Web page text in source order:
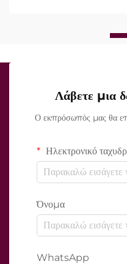
Λάβετε μια
Ο εκπρόσωπός μας θα
Ηλεκτρονικό
Όνομα
WhatsApp